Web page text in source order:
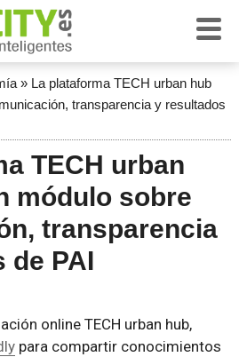
» La plataforma TECH urban hub
transparencia y resultados
TECH urban
módulo sobre
transparencia
de PAI
online TECH urban hub,
para compartir conocimientos